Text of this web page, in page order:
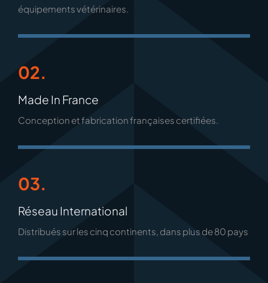
équipements vétérinaires.
02.
Made In France
Conception et fabrication françaises certifiées.
03.
Réseau International
Distribués sur les cinq continents, dans plus de 80 pays